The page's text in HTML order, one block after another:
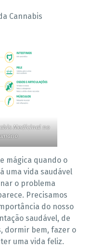
Cannabis
Medicinal no
mágica quando o
uma vida saudável
o problema
Precisamos
do nosso
saudável, de
dormir bem, fazer o
uma vida feliz.